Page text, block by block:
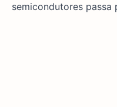
semicondutores passa